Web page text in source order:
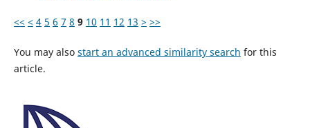
<< < 4 5 6 7 8 9 10 11 12 13 > >>
You may also start an advanced similarity search for this
article.